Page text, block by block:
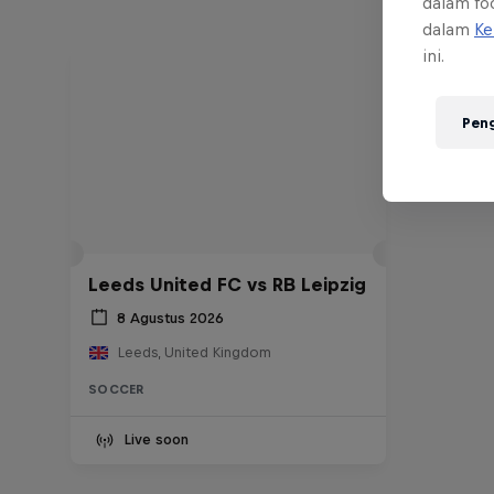
Leeds United FC vs RB Leipzig
8 Agustus 2026
Leeds, United Kingdom
SOCCER
Live soon
dalam
ini.